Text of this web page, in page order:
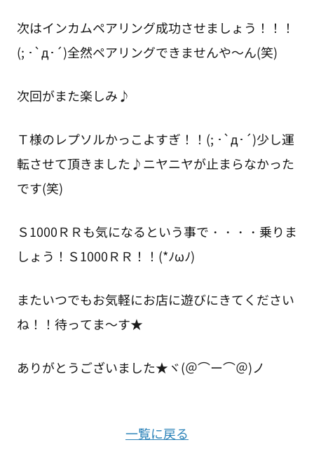
次はインカムペアリング成功させましょう！！！
(; ･`д･´)全然ペアリングできませんや～ん(笑)
次回がまた楽しみ♪
Ｔ様のレプソルかっこよすぎ！！(; ･`д･´)少し運
転させて頂きました♪ニヤニヤが止まらなかった
です(笑)
Ｓ1000ＲＲも気になるという事で・・・・乗りま
しょう！Ｓ1000ＲＲ！！(*ﾉωﾉ)
またいつでもお気軽にお店に遊びにきてください
ね！！待ってま～す★
ありがとうございました★ヾ(＠⌒ー⌒＠)ノ
一覧に戻る